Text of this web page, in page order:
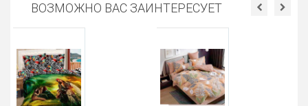
ВОЗМОЖНО ВАС ЗАИНТЕРЕСУЕТ